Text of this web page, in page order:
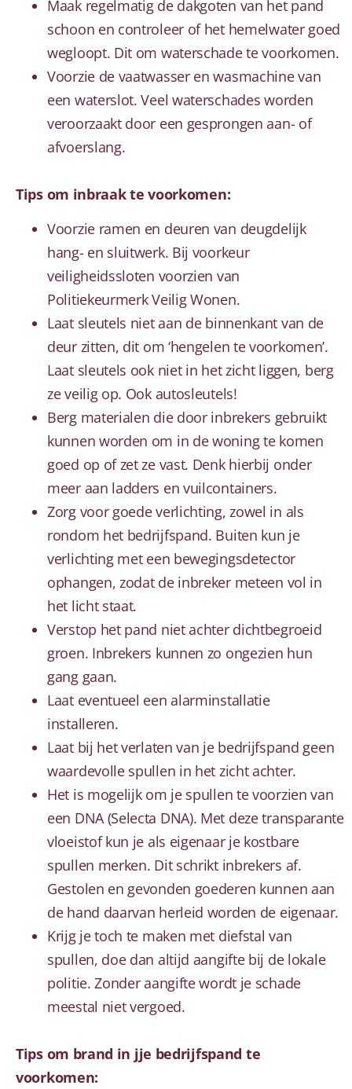
Maak regelmatig de dakgoten van het pand
schoon en controleer of het hemelwater goed
wegloopt. Dit om waterschade te voorkomen.
Voorzie de vaatwasser en wasmachine van
een waterslot. Veel waterschades worden
veroorzaakt door een gesprongen aan- of
afvoerslang.
Tips om inbraak te voorkomen:
Voorzie ramen en deuren van deugdelijk
hang- en sluitwerk. Bij voorkeur
veiligheidssloten voorzien van
Politiekeurmerk Veilig Wonen.
Laat sleutels niet aan de binnenkant van de
deur zitten, dit om ‘hengelen te voorkomen’.
Laat sleutels ook niet in het zicht liggen, berg
ze veilig op. Ook autosleutels!
Berg materialen die door inbrekers gebruikt
kunnen worden om in de woning te komen
goed op of zet ze vast. Denk hierbij onder
meer aan ladders en vuilcontainers.
Zorg voor goede verlichting, zowel in als
rondom het bedrijfspand. Buiten kun je
verlichting met een bewegingsdetector
ophangen, zodat de inbreker meteen vol in
het licht staat.
Verstop het pand niet achter dichtbegroeid
groen. Inbrekers kunnen zo ongezien hun
gang gaan.
Laat eventueel een alarminstallatie
installeren.
Laat bij het verlaten van je bedrijfspand geen
waardevolle spullen in het zicht achter.
Het is mogelijk om je spullen te voorzien van
een DNA (Selecta DNA). Met deze transparante
vloeistof kun je als eigenaar je kostbare
spullen merken. Dit schrikt inbrekers af.
Gestolen en gevonden goederen kunnen aan
de hand daarvan herleid worden de eigenaar.
Krijg je toch te maken met diefstal van
spullen, doe dan altijd aangifte bij de lokale
politie. Zonder aangifte wordt je schade
meestal niet vergoed.
Tips om brand in jje bedrijfspand te
voorkomen: